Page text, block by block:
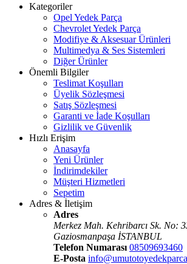
Kategoriler
Opel Yedek Parça
Chevrolet Yedek Parça
Modifiye & Aksesuar Ürünleri
Multimedya & Ses Sistemleri
Diğer Ürünler
Önemli Bilgiler
Teslimat Koşulları
Üyelik Sözleşmesi
Satış Sözleşmesi
Garanti ve İade Koşulları
Gizlilik ve Güvenlik
Hızlı Erişim
Anasayfa
Yeni Ürünler
İndirimdekiler
Müşteri Hizmetleri
Sepetim
Adres & İletişim
Adres
Merkez Mah. Kehribarcı Sk. No:
Gaziosmanpaşa İSTANBUL
Telefon Numarası 08509693460
E-Posta